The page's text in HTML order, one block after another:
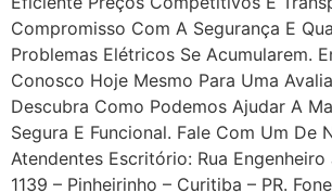
Compromisso Com A Segurança E
Problemas Elétricos Se Acumularem.
Conosco Hoje Mesmo Para Uma
Descubra Como Podemos Ajudar A
Segura E Funcional. Fale Com Um De
Atendentes Escritório: Rua
1139 – Pinheirinho – Curitiba – PR.